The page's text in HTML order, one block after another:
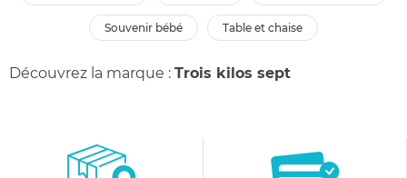
souvenir bébé table et chaise
Découvrez la marque : Trois kilos sept